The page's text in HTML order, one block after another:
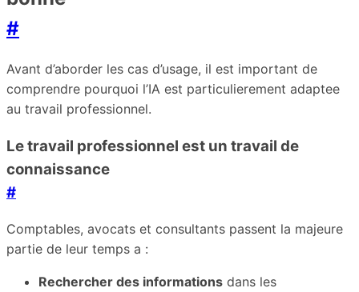
#
Avant d’aborder les cas d’usage, il est important de
comprendre pourquoi l’IA est particulierement adaptee
au travail professionnel.
Le travail professionnel est un travail de
connaissance
#
Comptables, avocats et consultants passent la majeure
partie de leur temps a :
Rechercher des informations dans les